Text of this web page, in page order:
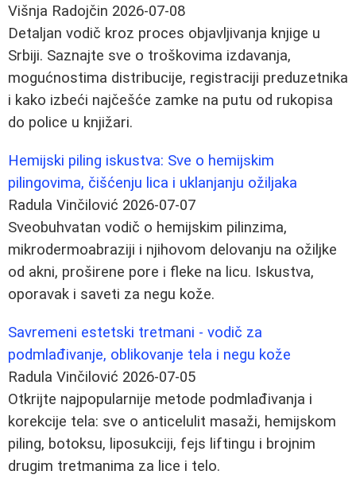
Višnja Radojčin 2026-07-08
Detaljan vodič kroz proces objavljivanja knjige u
Srbiji. Saznajte sve o troškovima izdavanja,
mogućnostima distribucije, registraciji preduzetnika
i kako izbeći najčešće zamke na putu od rukopisa
do police u knjižari.
Hemijski piling iskustva: Sve o hemijskim
pilingovima, čišćenju lica i uklanjanju ožiljaka
Radula Vinčilović 2026-07-07
Sveobuhvatan vodič o hemijskim pilinzima,
mikrodermoabraziji i njihovom delovanju na ožiljke
od akni, proširene pore i fleke na licu. Iskustva,
oporavak i saveti za negu kože.
Savremeni estetski tretmani - vodič za
podmlađivanje, oblikovanje tela i negu kože
Radula Vinčilović 2026-07-05
Otkrijte najpopularnije metode podmlađivanja i
korekcije tela: sve o anticelulit masaži, hemijskom
piling, botoksu, liposukciji, fejs liftingu i brojnim
drugim tretmanima za lice i telo.